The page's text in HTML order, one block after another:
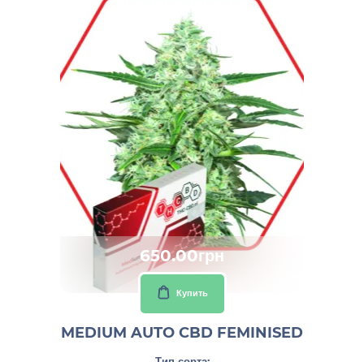
650.00грн
Купить
MEDIUM AUTO CBD FEMINISED